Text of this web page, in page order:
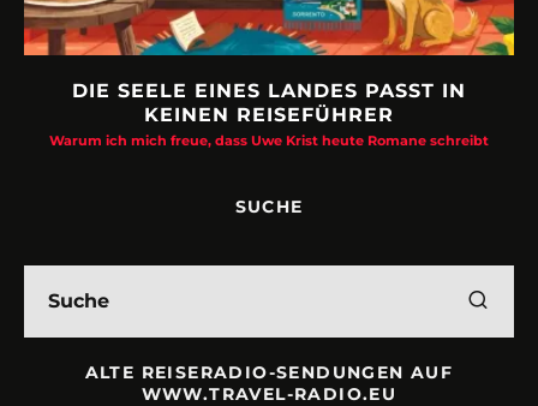
DIE SEELE EINES LANDES PASST IN
KEINEN REISEFÜHRER
Warum ich mich freue, dass Uwe Krist heute Romane schreibt
SUCHE
ALTE REISERADIO-SENDUNGEN AUF
WWW.TRAVEL-RADIO.EU